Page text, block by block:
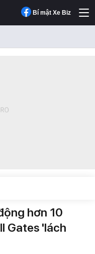
Bí mật Xe Biz
hơn 10
Gates 'lách